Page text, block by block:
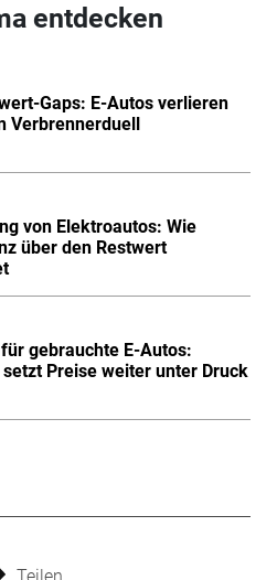
entdecken
Gaps: E-Autos verlieren
Verbrennerduell
von Elektroautos: Wie
über den Restwert
gebrauchte E-Autos:
Preise weiter unter Druck
Teilen